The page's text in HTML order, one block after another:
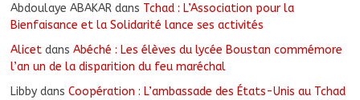
Abdoulaye ABAKAR dans Tchad : L’Association pour la
Bienfaisance et la Solidarité lance ses activités
Alicet dansAbéché : Les élèves du lycée Boustan commémore
l’an un de la disparition du feu maréchal
Libby dansCoopération : L’ambassade des États-Unis au Tchad